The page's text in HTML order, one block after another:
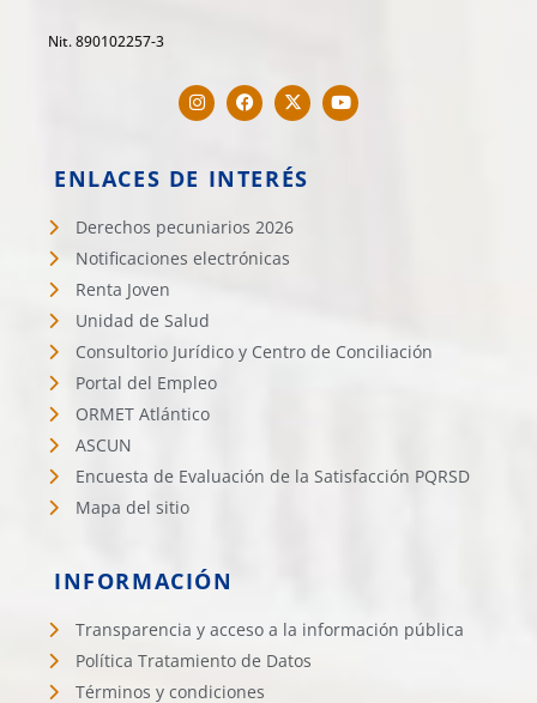
Nit. 890102257-3
ENLACES DE INTERÉS
Derechos pecuniarios 2026
Notificaciones electrónicas
Renta Joven
Unidad de Salud
Consultorio Jurídico y Centro de Conciliación
Portal del Empleo
ORMET Atlántico
ASCUN
Encuesta de Evaluación de la Satisfacción PQRSD
Mapa del sitio
INFORMACIÓN
Transparencia y acceso a la información pública
Política Tratamiento de Datos
Términos y condiciones